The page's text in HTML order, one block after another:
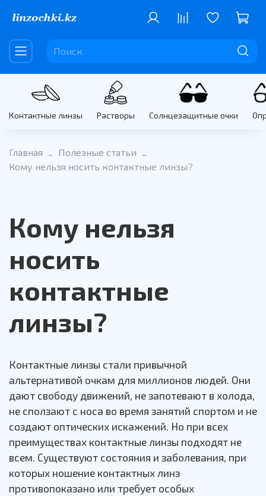
Контактные линзы Растворы Солнцезащитные очки
Главная
Полезные статьи
Кому нельзя носить контактные линзы?
Кому нельзя
носить
контактные
линзы?
Контактные линзы стали привычной
альтернативой очкам для миллионов людей. Они
дают свободу движений, не запотевают в холода,
не сползают с носа во время занятий спортом и не
создают оптических искажений. Но при всех
преимуществах контактные линзы подходят не
всем. Существуют состояния и заболевания, при
которых ношение контактных линз
противопоказано или требует особых